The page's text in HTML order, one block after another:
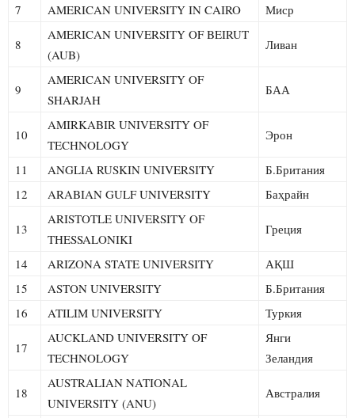
7
AMERICAN UNIVERSITY IN CAIRO Миср
8
AMERICAN UNIVERSITY OF BEIRUT
(AUB)
Ливан
9
AMERICAN UNIVERSITY OF
SHARJAH
БАА
10
AMIRKABIR UNIVERSITY OF
TECHNOLOGY
Эрон
11 ANGLIA RUSKIN UNIVERSITY
Б.Британия
12
ARABIAN GULF UNIVERSITY Баҳрайн
13
ARISTOTLE UNIVERSITY OF
THESSALONIKI
Греция
14 ARIZONA STATE UNIVERSITY
АҚШ
15
ASTON UNIVERSITY
Б.Британия
16
ATILIM UNIVERSITY Туркия
17
AUCKLAND UNIVERSITY OF
TECHNOLOGY
Янги
Зеландия
18
AUSTRALIAN NATIONAL
UNIVERSITY (ANU)
Австралия